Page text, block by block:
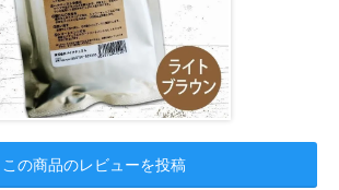
この商品のレビューを投稿